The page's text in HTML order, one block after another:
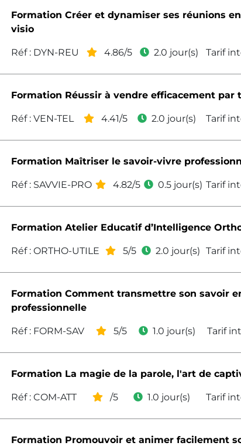
Formation Créer et dynamiser ses réunions
visio
Réf : DYN-REU 4.86/5 2.0 jour(s) Tarif
Formation Réussir à vendre efficacement par
Réf : VEN-TEL 4.41/5 2.0 jour(s) Tarif
Formation Maîtriser le savoir-vivre
Réf : SAVVIE-PRO 4.82/5 0.5 jour(s) Tarif
Formation Atelier Educatif d’Intelligence
Réf : ORTHO-UTILE 5/5 2.0 jour(s) Tarif
Formation Comment transmettre son savoir
professionnelle
Réf : FORM-SAV 5/5 1.0 jour(s) Tarif
Formation La magie de la parole, l'art de
Réf : COM-ATT /5 1.0 jour(s) Tarif
Formation Promouvoir et animer facilement